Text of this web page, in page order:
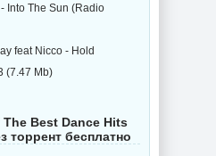
Into The Sun (Radio
feat Nicco - Hold
(7.47 Mb)
The Best Dance Hits
торрент бесплатно